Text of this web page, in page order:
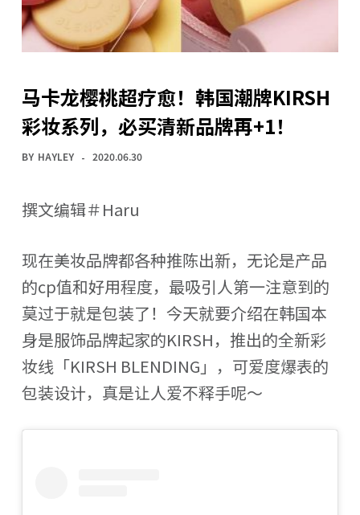
马卡龙樱桃超疗愈！韩国潮牌KIRSH
彩妆系列，必买清新品牌再+1！
BY HAYLEY 2020.06.30
撰文编辑＃Haru
现在美妆品牌都各种推陈出新，无论是产品
的cp值和好用程度，最吸引人第一注意到的
莫过于就是包装了！今天就要介绍在韩国本
身是服饰品牌起家的KIRSH，推出的全新彩
妆线「KIRSH BLENDING」，可爱度爆表的
包装设计，真是让人爱不释手呢～